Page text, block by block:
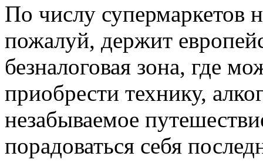
По числу супермаркетов
пожалуй, держит
безналоговая зона, где
приобрести технику,
незабываемое
порадоваться себя